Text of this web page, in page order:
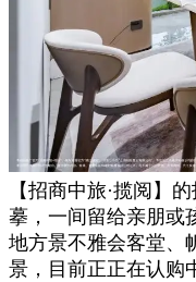
【招商中旅·揽阅】
摹，一间留给亲朋或
地方景不雅会客堂、
景，目前正正在认购